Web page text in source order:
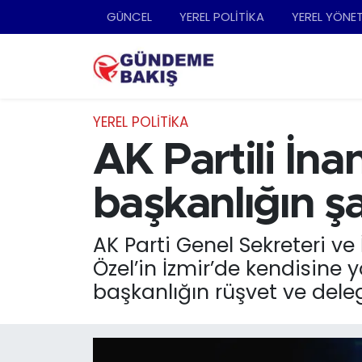
GÜNCEL YEREL POLİTİKA YEREL
YEREL POLİTİKA
AK Partili
başkanlığın
AK Parti Genel Sekreteri
Özel’in İzmir’de
başkanlığın rüşvet ve
Ankara
EKONOMİ
English News
Nöbetçi Eczaneler
Trafik Durumu
Süper Lig Puan Durumu ve Fikstür
Tüm Manşetler
Son Dakika Haberleri
Haber Arşivi